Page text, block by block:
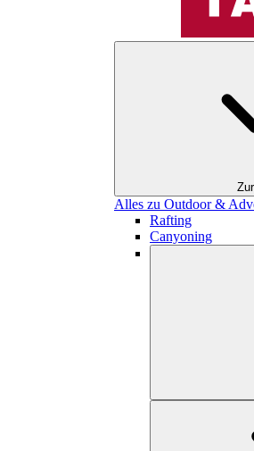
Alles zu Outdoor &
Rafting
Canyoning